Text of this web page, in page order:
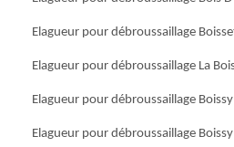
Elagueur pour débroussaillage
Elagueur pour débroussaillage La
Elagueur pour débroussaillage
Elagueur pour débroussaillage